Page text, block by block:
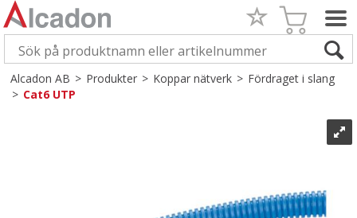
Alcadon AB>Produkter>Koppar nätverk>Fördraget i slang
>Cat6 UTP